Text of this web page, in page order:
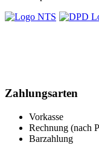
Zahlungsarten
Vorkasse
Rechnung (nach
Barzahlung